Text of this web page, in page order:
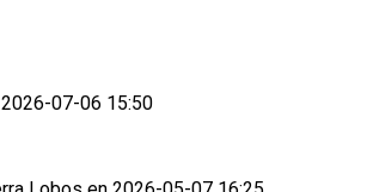
07-06 15:50